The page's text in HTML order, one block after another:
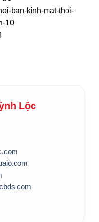
ban-kinh-mat-thoi-
10
Lộc